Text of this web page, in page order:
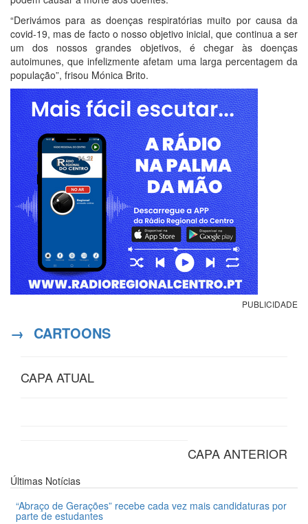
“Derivámos para as doenças respiratórias muito por causa da
covid-19, mas de facto o nosso objetivo inicial, que continua a ser
um dos nossos grandes objetivos, é chegar às doenças
autoimunes, que infelizmente afetam uma larga percentagem da
população”, frisou Mónica Brito.
PUBLICIDADE
→ CARTOONS
CAPA ATUAL
CAPA ANTERIOR
Últimas Notícias
“Abraço de Gerações” recebe cada vez mais candidaturas por
parte de estudantes